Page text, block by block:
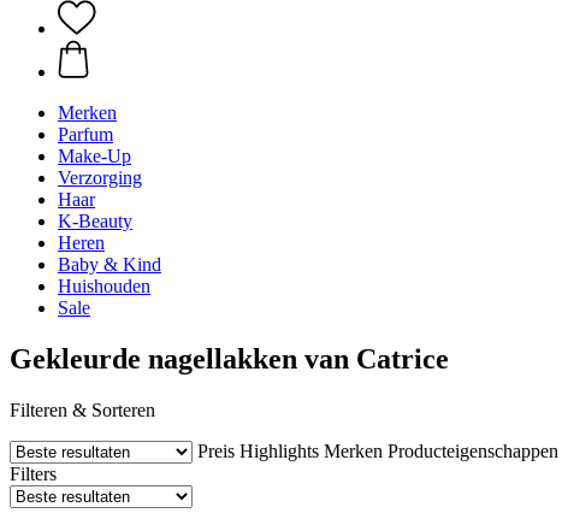
Merken
Parfum
Make-Up
Verzorging
Haar
K-Beauty
Heren
Baby & Kind
Huishouden
Sale
Gekleurde nagellakken van Catrice
Filteren & Sorteren
Preis Highlights Merken Producteigenschappen
Filters